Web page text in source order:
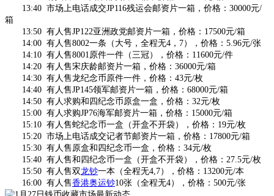
13:40 市场上电话成交JP116残运会邮资片一箱，价格：30000元/
箱
13:50 有人售JP122亚洲政党邮资片一箱，价格：17500元/箱
14:00 有人售8002一条（大号，全程无4，7），价格：5.96元/张
14:10 有人售8001原件一件（三冠），价格：11600元/件
14:20 有人售宋庆龄邮资片一箱，价格：36000元/箱
14:30 有人售龙纪念币原件一件，价格：43元/枚
14:40 有人售JP145领军邮资片一箱，价格：68000元/箱
14:50 有人求购和四纪念币原盒一盒，价格：32元/枚
15:00 有人求购JP76海军邮资片一箱，价格：15000元/箱
15:10 有人售蛇纪念币一盒（开盒不开袋），价格：19元/枚
15:20 市场上电话成交记者节邮资片一箱，价格：17800元/箱
15:30 有人售原盒和四纪念币一盒，价格：34元/枚
15:40 有人售和四纪念币一盒（开盒不开袋），价格：27.5元/枚
15:50 有人售双龙钞一本（全程无4,7），价格：13200元/本
16:00 有人售香港奥运钞10张（全程无4），价格：500元/张